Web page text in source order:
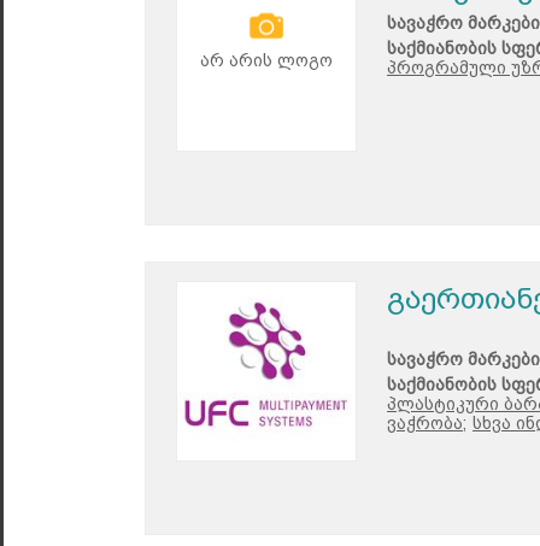
არ არის ლოგო
სავაჭრო
საქმიანობის
პროგრამული
სავაჭრო
საქმიანობის
პლასტიკური
ვაჭრობა; სხვა